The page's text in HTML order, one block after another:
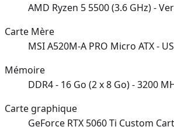
AMD Ryzen 5 5500 (3.6 GHz) -
Carte Mère
MSI A520M-A PRO Micro ATX -
Mémoire
DDR4 - 16 Go (2 x 8 Go) - 3200
Carte graphique
GeForce RTX 5060 Ti Custom